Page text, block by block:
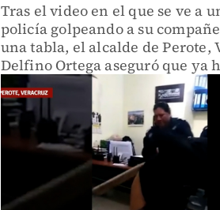
Tras el video en el que se ve a
policía golpeando a su
una tabla, el alcalde de Perote,
Delfino Ortega aseguró que ya
investigación a pesar de que la
renunció cuando se dieron a
imágenes